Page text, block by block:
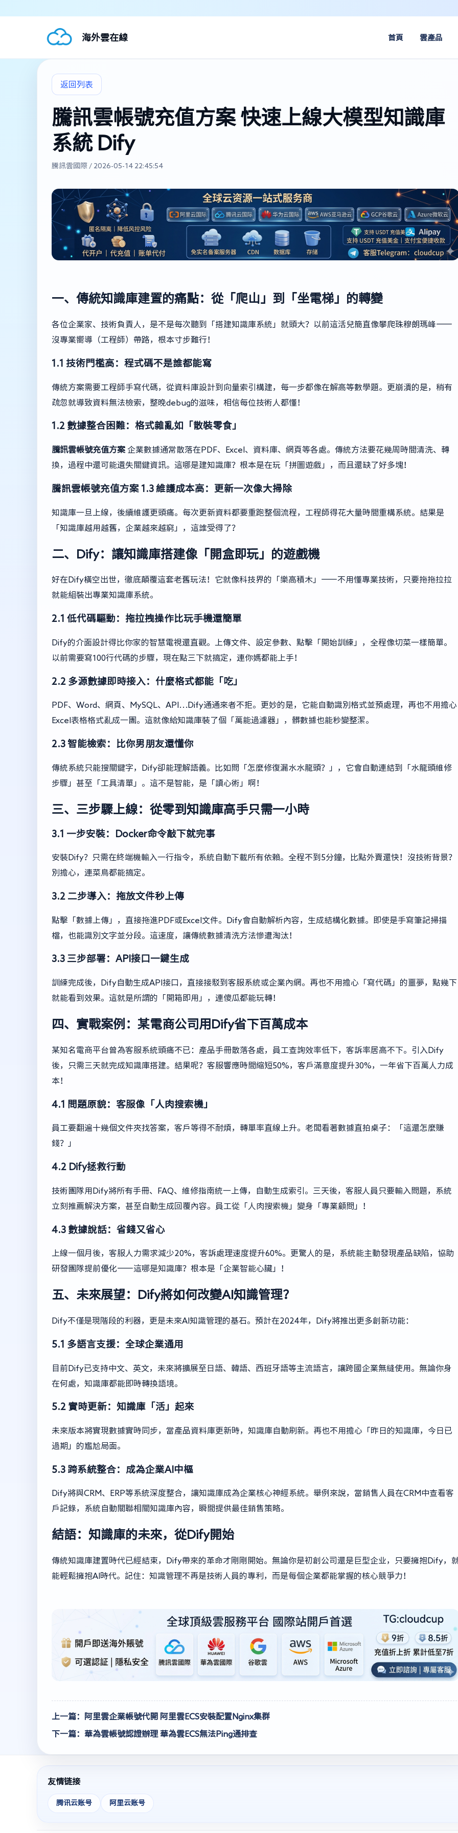
海外雲在線 首頁 雲產品
返回列表
騰訊雲帳號充值方案 快速上線大模型知識庫
系統 Dify
騰訊雲國際 / 2026-05-14 22:45:54
一、傳統知識庫建置的痛點：從「爬山」到「坐電梯」的轉變
各位企業家、技術負責人，是不是每次聽到「搭建知識庫系統」就頭大？以前這活兒簡直像攀爬珠穆朗瑪峰——
沒專業嚮導（工程師）帶路，根本寸步難行！
1.1 技術門檻高：程式碼不是誰都能寫
傳統方案需要工程師手寫代碼，從資料庫設計到向量索引構建，每一步都像在解高等數學題。更崩潰的是，稍有
疏忽就導致資料無法檢索，整晚debug的滋味，相信每位技術人都懂！
1.2 數據整合困難：格式雜亂如「散裝零食」
騰訊雲帳號充值方案 企業數據通常散落在PDF、Excel、資料庫、網頁等各處。傳統方法要花幾周時間清洗、轉
換，過程中還可能遺失關鍵資訊。這哪是建知識庫？根本是在玩「拼圖遊戲」，而且還缺了好多塊！
騰訊雲帳號充值方案 1.3 維護成本高：更新一次像大掃除
知識庫一旦上線，後續維護更頭痛。每次更新資料都要重跑整個流程，工程師得花大量時間重構系統。結果是
「知識庫越用越舊，企業越來越窮」，這誰受得了？
二、Dify：讓知識庫搭建像「開盒即玩」的遊戲機
好在Dify橫空出世，徹底顛覆這套老舊玩法！它就像科技界的「樂高積木」——不用懂專業技術，只要拖拖拉拉
就能組裝出專業知識庫系統。
2.1 低代碼驅動：拖拉拽操作比玩手機還簡單
Dify的介面設計得比你家的智慧電視還直觀。上傳文件、設定參數、點擊「開始訓練」，全程像切菜一樣簡單。
以前需要寫100行代碼的步驟，現在點三下就搞定，連你媽都能上手！
2.2 多源數據即時接入：什麼格式都能「吃」
PDF、Word、網頁、MySQL、API…Dify通通來者不拒。更妙的是，它能自動識別格式並預處理，再也不用擔心
Excel表格格式亂成一團。這就像給知識庫裝了個「萬能過濾器」，髒數據也能秒變整潔。
2.3 智能檢索：比你男朋友還懂你
傳統系統只能搜關鍵字，Dify卻能理解語義。比如問「怎麼修復漏水水龍頭？」，它會自動連結到「水龍頭維修
步驟」甚至「工具清單」。這不是智能，是「讀心術」啊！
三、三步驟上線：從零到知識庫高手只需一小時
3.1 一步安裝：Docker命令敲下就完事
安裝Dify？只需在終端機輸入一行指令，系統自動下載所有依賴。全程不到5分鐘，比點外賣還快！沒技術背景？
別擔心，連菜鳥都能搞定。
3.2 二步導入：拖放文件秒上傳
點擊「數據上傳」，直接拖進PDF或Excel文件。Dify會自動解析內容，生成結構化數據。即使是手寫筆記掃描
檔，也能識別文字並分段。這速度，讓傳統數據清洗方法慘遭淘汰！
3.3 三步部署：API接口一鍵生成
訓練完成後，Dify自動生成API接口，直接接駁到客服系統或企業內網。再也不用擔心「寫代碼」的噩夢，點幾下
就能看到效果。這就是所謂的「開箱即用」，連傻瓜都能玩轉！
四、實戰案例：某電商公司用Dify省下百萬成本
某知名電商平台曾為客服系統頭痛不已：產品手冊散落各處，員工查詢效率低下，客訴率居高不下。引入Dify
後，只需三天就完成知識庫搭建。結果呢？客服響應時間縮短50%，客戶滿意度提升30%，一年省下百萬人力成
本！
4.1 問題原貌：客服像「人肉搜索機」
員工要翻遍十幾個文件夾找答案，客戶等得不耐煩，轉單率直線上升。老闆看著數據直拍桌子：「這還怎麼賺
錢？」
4.2 Dify拯救行動
技術團隊用Dify將所有手冊、FAQ、維修指南統一上傳，自動生成索引。三天後，客服人員只要輸入問題，系統
立刻推薦解決方案，甚至自動生成回覆內容。員工從「人肉搜索機」變身「專業顧問」！
4.3 數據說話：省錢又省心
上線一個月後，客服人力需求減少20%，客訴處理速度提升60%。更驚人的是，系統能主動發現產品缺陷，協助
研發團隊提前優化——這哪是知識庫？根本是「企業智能心臟」！
五、未來展望：Dify將如何改變AI知識管理？
Dify不僅是現階段的利器，更是未來AI知識管理的基石。預計在2024年，Dify將推出更多創新功能：
5.1 多語言支援：全球企業通用
目前Dify已支持中文、英文，未來將擴展至日語、韓語、西班牙語等主流語言，讓跨國企業無縫使用。無論你身
在何處，知識庫都能即時轉換語境。
5.2 實時更新：知識庫「活」起來
未來版本將實現數據實時同步，當產品資料庫更新時，知識庫自動刷新。再也不用擔心「昨日的知識庫，今日已
過期」的尷尬局面。
5.3 跨系統整合：成為企業AI中樞
Dify將與CRM、ERP等系統深度整合，讓知識庫成為企業核心神經系統。舉例來說，當銷售人員在CRM中查看客
戶記錄，系統自動關聯相關知識庫內容，瞬間提供最佳銷售策略。
結語：知識庫的未來，從Dify開始
傳統知識庫建置時代已經結束，Dify帶來的革命才剛剛開始。無論你是初創公司還是巨型企业，只要擁抱Dify，
能輕鬆擁抱AI時代。記住：知識管理不再是技術人員的專利，而是每個企業都能掌握的核心競爭力！
上一篇：阿里雲企業帳號代開 阿里雲ECS安裝配置Nginx集群
下一篇：華為雲帳號認證辦理 華為雲ECS無法Ping通排查
友情链接
腾讯云账号 阿里云账号